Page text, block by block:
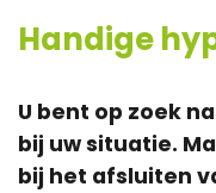
Handige
U bent op zoek
bij uw situatie.
bij het afsluiten